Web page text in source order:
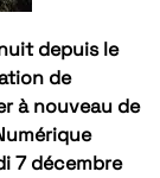
depuis le
de
à nouveau de
7 décembre